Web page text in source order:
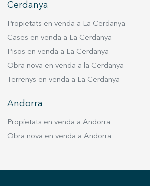
Cerdanya
Propietats en venda a La Cerdanya
Cases en venda a La Cerdanya
Pisos en venda a La Cerdanya
Obra nova en venda a la Cerdanya
Terrenys en venda a La Cerdanya
Andorra
Propietats en venda a Andorra
Obra nova en venda a Andorra